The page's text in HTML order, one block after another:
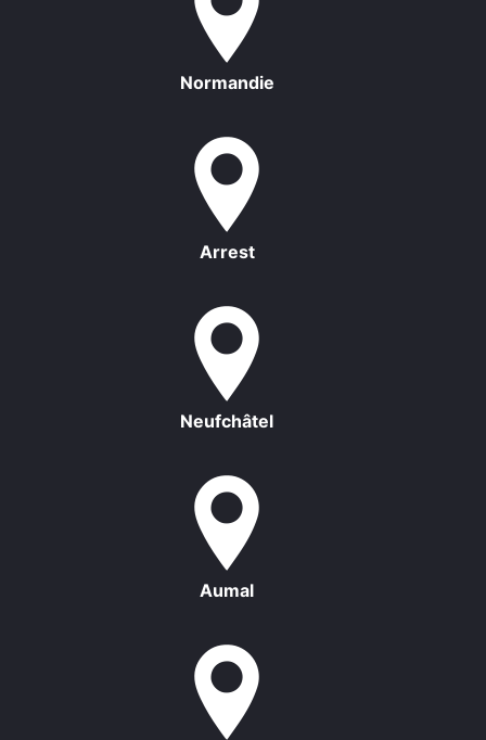
Normandie
Arrest
Neufchâtel
Aumal